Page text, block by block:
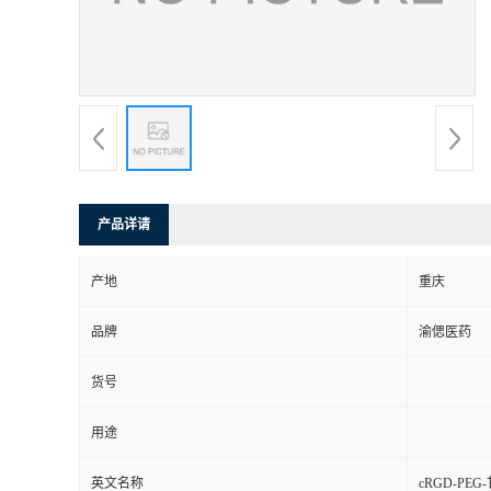
产品详请
产地 重庆
品牌 渝偲医药
货号
用途
英文名称 cRGD-